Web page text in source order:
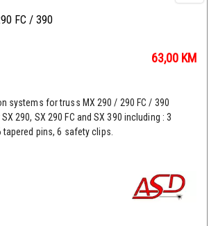
FC / 390
63,00 KM
systems for truss MX 290 / 290 FC / 390
290, SX 290 FC and SX 390 including : 3
tapered pins, 6 safety clips.